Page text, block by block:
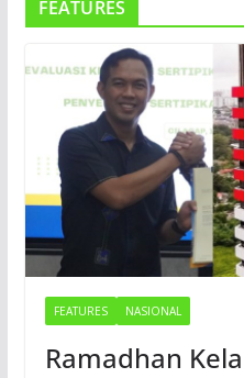
FEATURES
FEATURES NASIONAL
Ramadhan